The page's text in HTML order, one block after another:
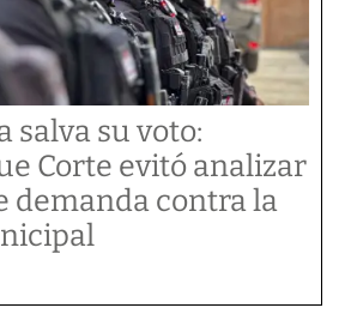
salva su voto:
Corte evitó analizar
demanda contra la